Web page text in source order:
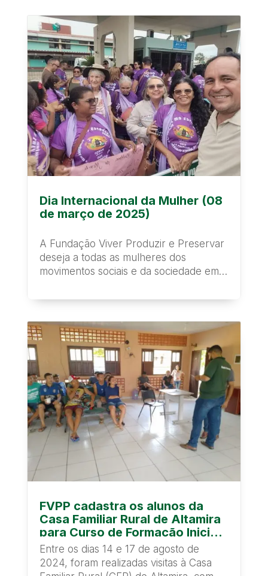
Dia Internacional da Mulher (08
de março de 2025)
A Fundação Viver Produzir e Preservar
deseja a todas as mulheres dos
movimentos sociais e da sociedade em
FVPP cadastra os alunos da
Casa Familiar Rural de Altamira
para Curso de Formação Inicial
e Continuada (FIC) do projeto
SAFE
Entre os dias 14 e 17 de agosto de
2024, foram realizadas visitas à Casa